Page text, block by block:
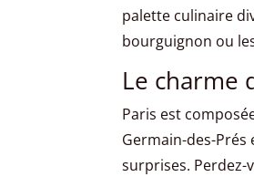
palette culinaire
bourguignon ou
Le charme
Paris est
Germain-des-
surprises. Perdez-